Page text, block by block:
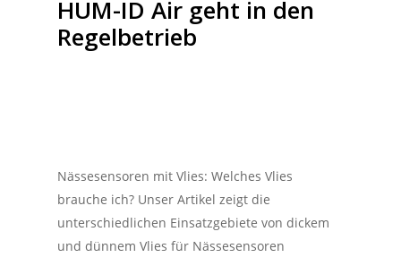
HUM-ID Air geht in den
Regelbetrieb
Nässesensoren mit Vlies: Welches Vlies
brauche ich? Unser Artikel zeigt die
unterschiedlichen Einsatzgebiete von dickem
und dünnem Vlies für Nässesensoren